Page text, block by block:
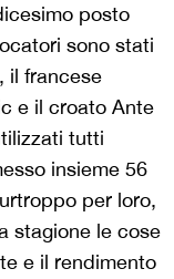
posto
sono stati
il francese
e il croato Ante
tutti
insieme 56
per loro,
stagione le cose
e il rendimento